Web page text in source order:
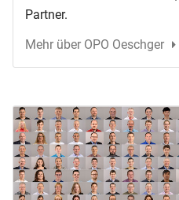
Partner.
Mehr über OPO Oeschger